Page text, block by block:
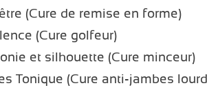
(Cure de remise en forme)
(Cure golfeur)
et silhouette (Cure minceur)
Tonique (Cure anti-jambes